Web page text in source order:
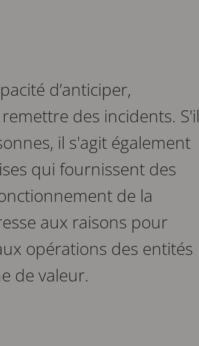
d’anticiper,
des incidents. S'il
il s'agit également
qui fournissent des
de la
aux raisons pour
opérations des entités
de valeur.